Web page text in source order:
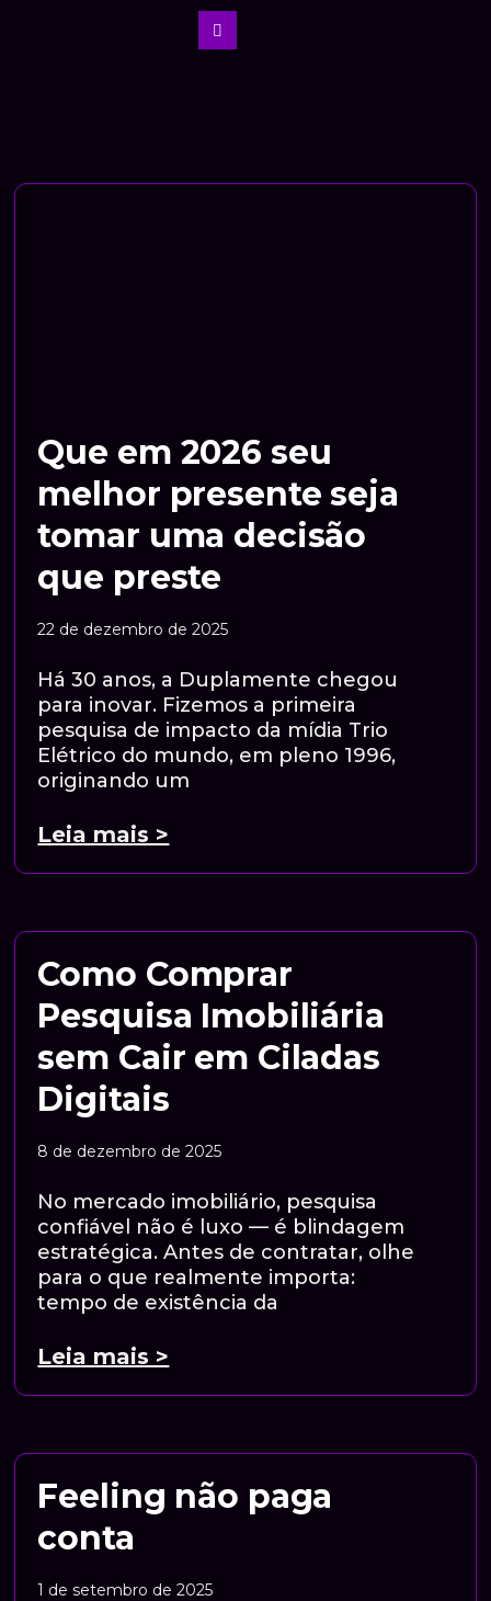
Que em 2026 seu
melhor presente seja
tomar uma decisão
que preste
22 de dezembro de 2025
Há 30 anos, a Duplamente chegou
para inovar. Fizemos a primeira
pesquisa de impacto da mídia Trio
Elétrico do mundo, em pleno 1996,
originando um
Leia mais >
Como Comprar
Pesquisa Imobiliária
sem Cair em Ciladas
Digitais
8 de dezembro de 2025
No mercado imobiliário, pesquisa
confiável não é luxo — é blindagem
estratégica. Antes de contratar, olhe
para o que realmente importa:
tempo de existência da
Leia mais >
Feeling não paga
conta
1 de setembro de 2025